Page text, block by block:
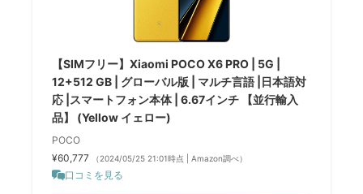
【SIMフリー】Xiaomi POCO X6 PRO | 5G |
12+512 GB | グローバル版 | マルチ言語 |日本語対
応 |スマートフォン本体 | 6.67インチ 【並行輸入
品】 (Yellow イェロー)
POCO
¥60,777
（2024/05/25 21:01時点 | Amazon調べ）
口コミを見る